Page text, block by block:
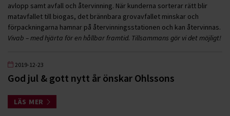
avlopp samt avfall och återvinning. När kunderna sorterar rätt blir
matavfallet till biogas, det brännbara grovavfallet minskar och
förpackningarna hamnar på återvinningsstationen och kan återvinnas.
Vivab – med hjärta för en hållbar framtid. Tillsammans gör vi det möjligt!
2019-12-23
God jul & gott nytt år önskar Ohlssons
LÄS MER